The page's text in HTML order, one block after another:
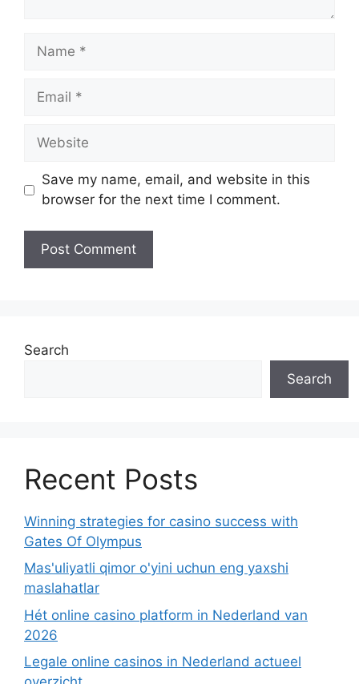
Name
Email
Website
Save my name, email, and website in this
browser for the next time I comment.
Search
Search
Recent Posts
Winning strategies for casino success with
Gates Of Olympus
Mas'uliyatli qimor o'yini uchun eng yaxshi
maslahatlar
Hét online casino platform in Nederland van
2026
Legale online casinos in Nederland actueel